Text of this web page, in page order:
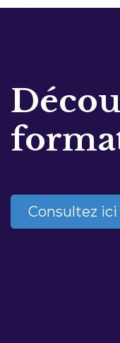
Consultez